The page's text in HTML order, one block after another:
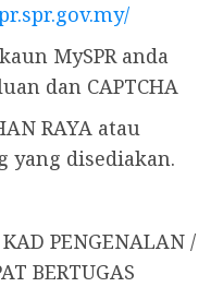
MySPR anda
dan CAPTCHA
RAYA atau
yang disediakan.
PENGENALAN /
BERTUGAS